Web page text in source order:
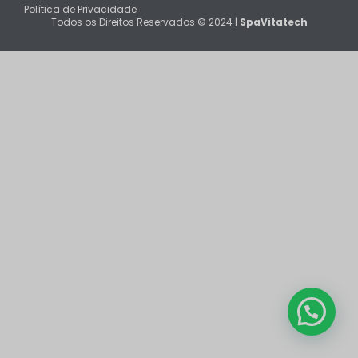
Política de Privacidade
Todos os Direitos Reservados © 2024 | SpaVitatech